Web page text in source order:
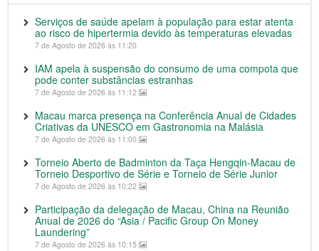
Serviços de saúde apelam à população para estar atenta
ao risco de hipertermia devido às temperaturas elevadas
7 de Agosto de 2026 às 11:20
IAM apela à suspensão do consumo de uma compota que
pode conter substâncias estranhas
7 de Agosto de 2026 às 11:12
Macau marca presença na Conferência Anual de Cidades
Criativas da UNESCO em Gastronomia na Malásia
7 de Agosto de 2026 às 11:00
Torneio Aberto de Badminton da Taça Hengqin-Macau de
Torneio Desportivo de Série e Torneio de Série Junior
7 de Agosto de 2026 às 10:22
Participação da delegação de Macau, China na Reunião
Anual de 2026 do “Asia / Pacific Group On Money
Laundering”
7 de Agosto de 2026 às 10:15